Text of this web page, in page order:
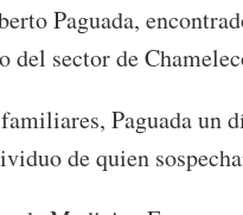
Paguada,
del sector de
Paguada un
de quien